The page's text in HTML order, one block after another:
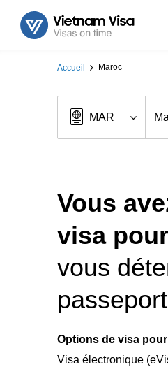
Accueil Maroc
Vous
visa
vous
Options de visa
Visa électronique